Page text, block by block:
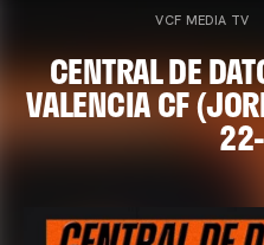
VCF MEDIA TV
CENTRAL DE
VALENCIA CF